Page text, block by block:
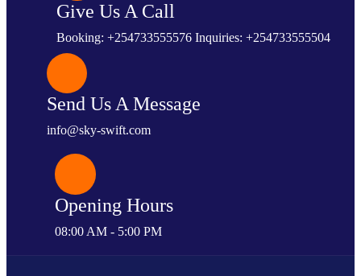
Give Us A Call
Booking: +254733555576 Inquiries: +254733555504
Send Us A Message
info@sky-swift.com
Opening Hours
08:00 AM - 5:00 PM